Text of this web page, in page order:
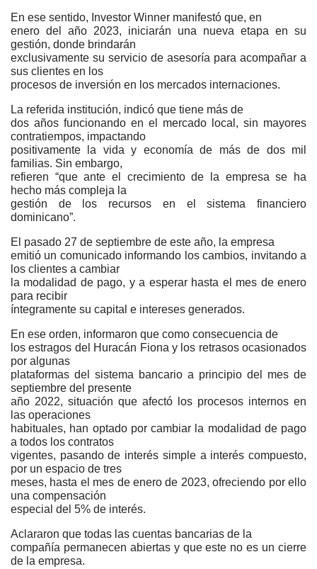
En ese sentido, Investor Winner manifestó que, en
enero del año 2023, iniciarán una nueva etapa en su
gestión, donde brindarán
exclusivamente su servicio de asesoría para acompañar a
sus clientes en los
procesos de inversión en los mercados internaciones.
La referida institución, indicó que tiene más de
dos años funcionando en el mercado local, sin mayores
contratiempos, impactando
positivamente la vida y economía de más de dos mil
familias. Sin embargo,
refieren “que ante el crecimiento de la empresa se ha
hecho más compleja la
gestión de los recursos en el sistema financiero
dominicano”.
El pasado 27 de septiembre de este año, la empresa
emitió un comunicado informando los cambios, invitando a
los clientes a cambiar
la modalidad de pago, y a esperar hasta el mes de enero
para recibir
íntegramente su capital e intereses generados.
En ese orden, informaron que como consecuencia de
los estragos del Huracán Fiona y los retrasos ocasionados
por algunas
plataformas del sistema bancario a principio del mes de
septiembre del presente
año 2022, situación que afectó los procesos internos en
las operaciones
habituales, han optado por cambiar la modalidad de pago
a todos los contratos
vigentes, pasando de interés simple a interés compuesto,
por un espacio de tres
meses, hasta el mes de enero de 2023, ofreciendo por ello
una compensación
especial del 5% de interés.
Aclararon que todas las cuentas bancarias de la
compañía permanecen abiertas y que este no es un cierre
de la empresa.